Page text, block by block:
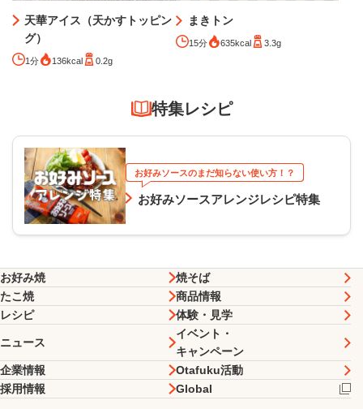
天華アイス（天かすトッピン
グ）
1分 136kcal 0.2g
まきトン
15分 635kcal 3.3g
特集レシピ
お好みソースのまだ知らない使い方！？
お好みソースアレンジレシピ特集
お好み焼
焼そば
たこ焼
商品情報
レシピ
体験・見学
ニュース
イベント・
キャンペーン
企業情報
Otafuku活動
採用情報
Global